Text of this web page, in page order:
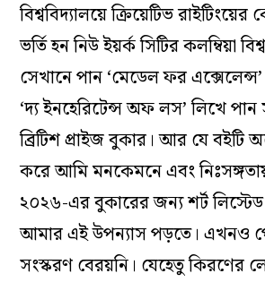
বিশ্ববিদ্যালয়ে ক্রিয়েটিভ
ভর্তি হন নিউ ইয়র্ক সিটির কলম্বিয়া
সেখানে পান ‘মেডেল ফর
‘দ্য ইনহেরিটেন্স অফ লস’ লিখে পান
ব্রিটিশ প্রাইজ বুকার। আর যে বইটি
করে আমি মনকেমনে এবং
২০২৬-এর বুকারের জন্য শর্ট
আমার এই উপন্যাস পড়তে। এখনও
সংস্করণ বেরয়নি। যেহেতু কিরণের